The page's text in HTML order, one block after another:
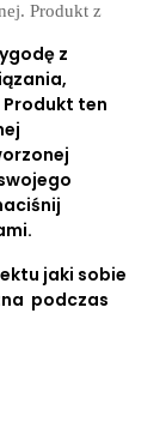
Produkt z
z
ten
jaki sobie
podczas